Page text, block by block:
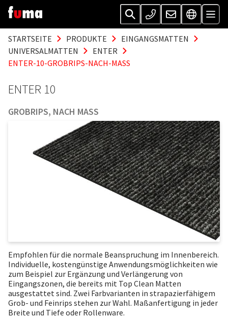
STARTSEITE PRODUKTE
EINGANGSMATTEN
UNIVERSALMATTEN
ENTER
ENTER-10-GROBRIPS-NACH-MASS
ENTER 10
GROBRIPS, NACH MASS
Empfohlen für die normale Beanspruchung im Innenbereich.
Individuelle, kostengünstige Anwendungsmöglichkeiten wie
zum Beispiel zur Ergänzung und Verlängerung von
Eingangszonen, die bereits mit Top Clean Matten
ausgestattet sind. Zwei Farbvarianten in strapazierfähigem
Grob- und Feinrips stehen zur Wahl. Maßanfertigung in jeder
Breite und Tiefe oder Rollenware.